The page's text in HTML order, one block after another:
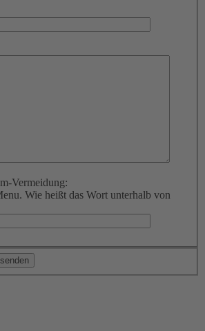
Vermeidung:
Wie heißt das Wort unterhalb von